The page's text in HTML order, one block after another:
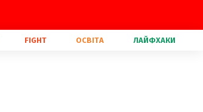
FIGHT ОСВІТА ЛАЙФХАКИ